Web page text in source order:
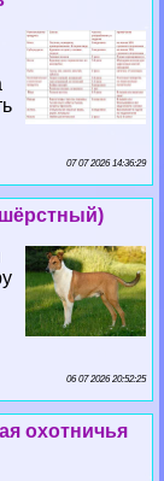
07 07 2026 14:36:29
06 07 2026 20:52:25
охотничья